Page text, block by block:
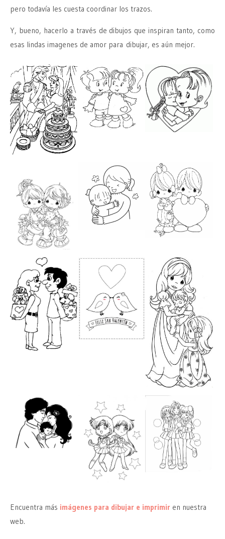
pero todavía les cuesta coordinar los trazos.
Y, bueno, hacerlo a través de dibujos que inspiran tanto, como
esas lindas imagenes de amor para dibujar, es aún mejor.
Encuentra más imágenes para dibujar e imprimir en nuestra
web.